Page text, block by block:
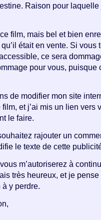
Raison pour laquelle
film, mais bel et bien
était en vente. Si vous
ce sera
pour vous, puisque
de modifier mon site
et j’ai mis un lien vers
le faire.
rajouter un
le texte de cette
m’autoriserez à
très heureux, et je
à y perdre.